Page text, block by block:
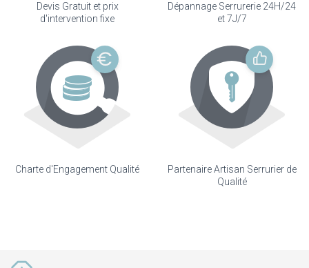
Devis Gratuit et prix
d'intervention fixe
Dépannage Serrurerie 24H/24
et 7J/7
Charte d'Engagement Qualité
Partenaire Artisan Serrurier de
Qualité